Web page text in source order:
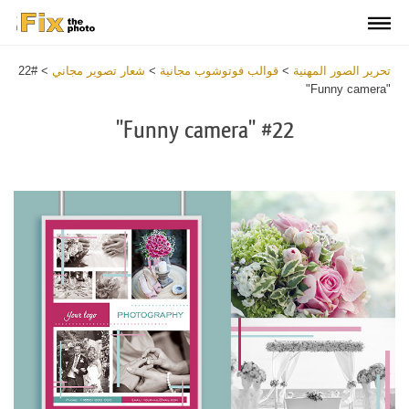
تحرير الصور المهنية > قوالب فوتوشوب مجانية > شعار تصوير مجاني >
#22
"Funny camera"
#22 "Funny camera"
Warning
variable
fixthephoto.com/live/includes/functions/newpl_windowsClass.php
Warning
Trying